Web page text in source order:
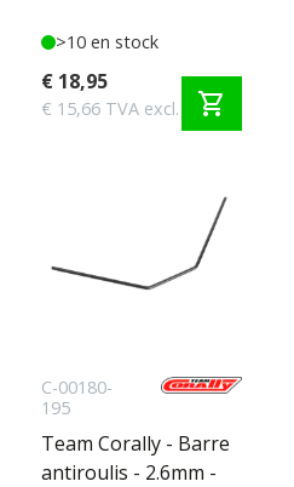
>10 en stock
€ 18,95
€ 15,66 TVA excl. shopping_cart
C-00180-
195
Team Corally - Barre
antiroulis - 2.6mm -